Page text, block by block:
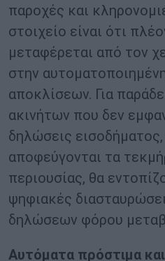
παροχές και
στοιχείο είναι ότι
μεταφέρεται από τον
στην
αποκλίσεων. Για
ακινήτων που δεν
δηλώσεις
αποφεύγονται τα
περιουσίας, θα
ψηφιακές
δηλώσεων φόρου
Αυτόματα πρόστιμα και